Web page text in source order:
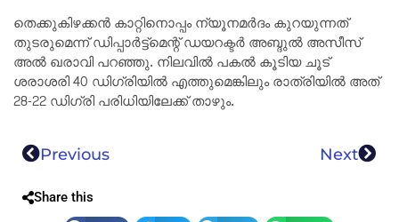
തെക്കുകിഴക്കൻ കാറ്റിനൊപ്പം ന്യൂനമർദം കുറയുന്നത്
തുടരുമെന്ന് ഡിപ്പാർട്ട്‌മെന്റ് ഡയറക്ടർ അബ്ദുൽ അസീസ്
അൽ ഖരാവി പറഞ്ഞു. നിലവിൽ പകൽ കൂടിയ ചൂട്
ശരാശരി 40 ഡിഗ്രിയിൽ എത്തുമെങ്കിലും രാത്രിയിൽ അത്
28-22 ഡിഗ്രി പരിധിയിലേക്ക് താഴും.
Previous Next
Share this